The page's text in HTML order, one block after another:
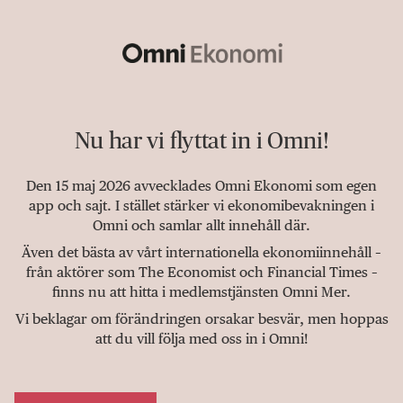
Nu har vi flyttat in i Omni!
Den 15 maj 2026 avvecklades Omni Ekonomi som egen
app och sajt. I stället stärker vi ekonomibevakningen i
Omni och samlar allt innehåll där.
Även det bästa av vårt internationella ekonomiinnehåll –
från aktörer som The Economist och Financial Times –
finns nu att hitta i medlemstjänsten Omni Mer.
Vi beklagar om förändringen orsakar besvär, men hoppas
att du vill följa med oss in i Omni!